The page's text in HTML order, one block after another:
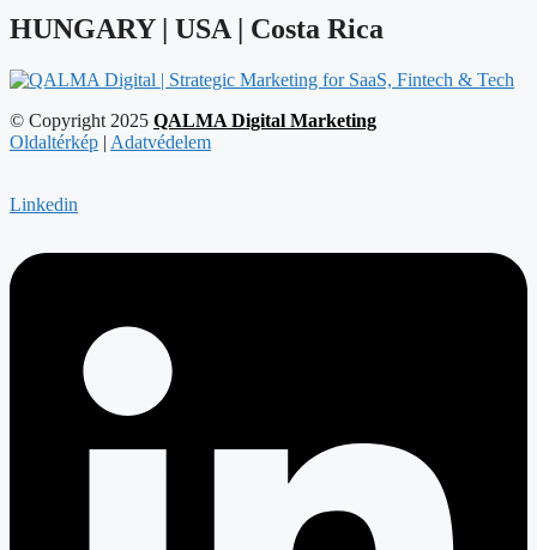
HUNGARY | USA | Costa Rica
© Copyright 2025 QALMA Digital Marketing
Oldaltérkép | Adatvédelem
Linkedin